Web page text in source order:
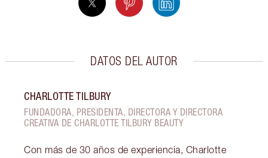
DATOS DEL AUTOR
CHARLOTTE TILBURY
FUNDADORA, PRESIDENTA, DIRECTORA Y DIRECTORA
CREATIVA DE CHARLOTTE TILBURY BEAUTY
Con más de 30 años de experiencia, Charlotte